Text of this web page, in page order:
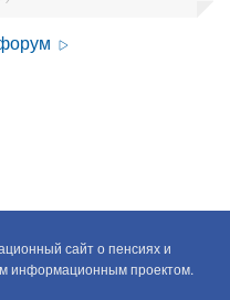
сайт о пенсиях и
информационным проектом.